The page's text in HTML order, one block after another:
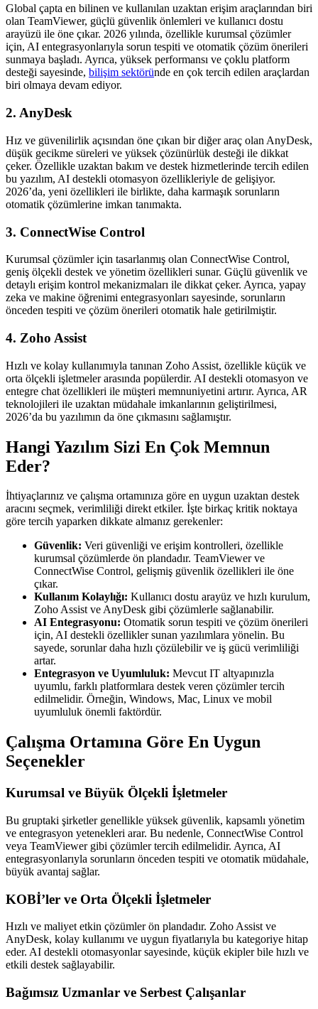
Global çapta en bilinen ve kullanılan uzaktan erişim araçlarından biri
olan TeamViewer, güçlü güvenlik önlemleri ve kullanıcı dostu
arayüzü ile öne çıkar. 2026 yılında, özellikle kurumsal çözümler
için, AI entegrasyonlarıyla sorun tespiti ve otomatik çözüm önerileri
sunmaya başladı. Ayrıca, yüksek performansı ve çoklu platform
desteği sayesinde, bilişim sektöründe en çok tercih edilen araçlardan
biri olmaya devam ediyor.
2. AnyDesk
Hız ve güvenilirlik açısından öne çıkan bir diğer araç olan AnyDesk,
düşük gecikme süreleri ve yüksek çözünürlük desteği ile dikkat
çeker. Özellikle uzaktan bakım ve destek hizmetlerinde tercih edilen
bu yazılım, AI destekli otomasyon özellikleriyle de gelişiyor.
2026’da, yeni özellikleri ile birlikte, daha karmaşık sorunların
otomatik çözümlerine imkan tanımakta.
3. ConnectWise Control
Kurumsal çözümler için tasarlanmış olan ConnectWise Control,
geniş ölçekli destek ve yönetim özellikleri sunar. Güçlü güvenlik ve
detaylı erişim kontrol mekanizmaları ile dikkat çeker. Ayrıca, yapay
zeka ve makine öğrenimi entegrasyonları sayesinde, sorunların
önceden tespiti ve çözüm önerileri otomatik hale getirilmiştir.
4. Zoho Assist
Hızlı ve kolay kullanımıyla tanınan Zoho Assist, özellikle küçük ve
orta ölçekli işletmeler arasında popülerdir. AI destekli otomasyon ve
entegre chat özellikleri ile müşteri memnuniyetini artırır. Ayrıca, AR
teknolojileri ile uzaktan müdahale imkanlarının geliştirilmesi,
2026’da bu yazılımın da öne çıkmasını sağlamıştır.
Hangi Yazılım Sizi En Çok Memnun
Eder?
İhtiyaçlarınız ve çalışma ortamınıza göre en uygun uzaktan destek
aracını seçmek, verimliliği direkt etkiler. İşte birkaç kritik noktaya
göre tercih yaparken dikkate almanız gerekenler:
Güvenlik: Veri güvenliği ve erişim kontrolleri, özellikle
kurumsal çözümlerde ön plandadır. TeamViewer ve
ConnectWise Control, gelişmiş güvenlik özellikleri ile öne
çıkar.
Kullanım Kolaylığı: Kullanıcı dostu arayüz ve hızlı kurulum,
Zoho Assist ve AnyDesk gibi çözümlerle sağlanabilir.
AI Entegrasyonu: Otomatik sorun tespiti ve çözüm önerileri
için, AI destekli özellikler sunan yazılımlara yönelin. Bu
sayede, sorunlar daha hızlı çözülebilir ve iş gücü verimliliği
artar.
Entegrasyon ve Uyumluluk: Mevcut IT altyapınızla
uyumlu, farklı platformlara destek veren çözümler tercih
edilmelidir. Örneğin, Windows, Mac, Linux ve mobil
uyumluluk önemli faktördür.
Çalışma Ortamına Göre En Uygun
Seçenekler
Kurumsal ve Büyük Ölçekli İşletmeler
Bu gruptaki şirketler genellikle yüksek güvenlik, kapsamlı yönetim
ve entegrasyon yetenekleri arar. Bu nedenle, ConnectWise Control
veya TeamViewer gibi çözümler tercih edilmelidir. Ayrıca, AI
entegrasyonlarıyla sorunların önceden tespiti ve otomatik müdahale,
büyük avantaj sağlar.
KOBİ’ler ve Orta Ölçekli İşletmeler
Hızlı ve maliyet etkin çözümler ön plandadır. Zoho Assist ve
AnyDesk, kolay kullanımı ve uygun fiyatlarıyla bu kategoriye hitap
eder. AI destekli otomasyonlar sayesinde, küçük ekipler bile hızlı ve
etkili destek sağlayabilir.
Bağımsız Uzmanlar ve Serbest Çalışanlar